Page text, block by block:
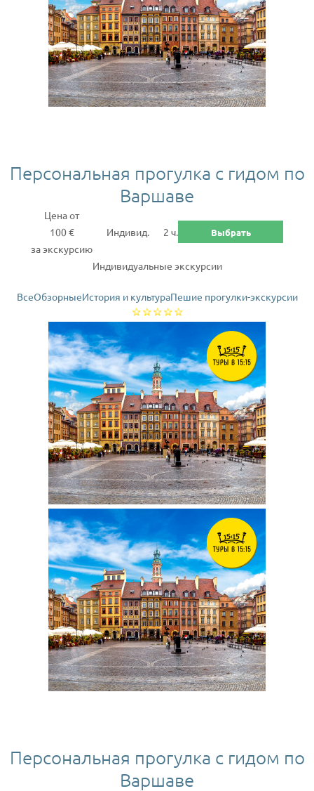
Персональная прогулка с гидом по
Варшаве
Цена от
100 €
за экскурсию
Индивид. 2 ч. Выбрать
Индивидуальные экскурсии
ВсеОбзорныеИстория и культураПешие прогулки-экскурсии
Персональная прогулка с гидом по
Варшаве